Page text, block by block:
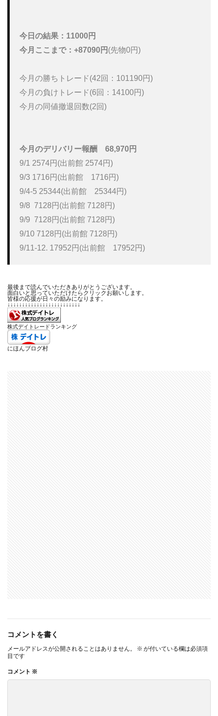
今日の結果：11000円
今月ここまで：+87090円 (先物0円)
今月の勝ちトレード(42回：101190円)
今月の負けトレード(6回：14100円)
今月の同値撤退回数(2回)
今月のデリバリー報酬
68,970円
9/1 2574円(出前館 2574円)
9/3 1716円(出前館　1716円)
9/4-5 25344(出前館　25344円)
9/8  7128円(出前館 7128円)
9/9  7128円(出前館 7128円)
9/10 7128円(出前館 7128円)
9/11-12. 17952円(出前館　17952円)
最後まで読んでいただきありがとうございます。
面白いと思っていただけたらクリックお願いします。
皆様の応援が日々の励みになります。
↓↓↓↓↓↓↓↓↓↓↓↓↓↓↓↓↓↓↓↓↓↓↓↓↓
株式デイトレードランキング
にほんブログ村
コメントを書く
メールアドレスが公開されることはありません。 ※ が付いている欄は必須項
目です
コメント ※